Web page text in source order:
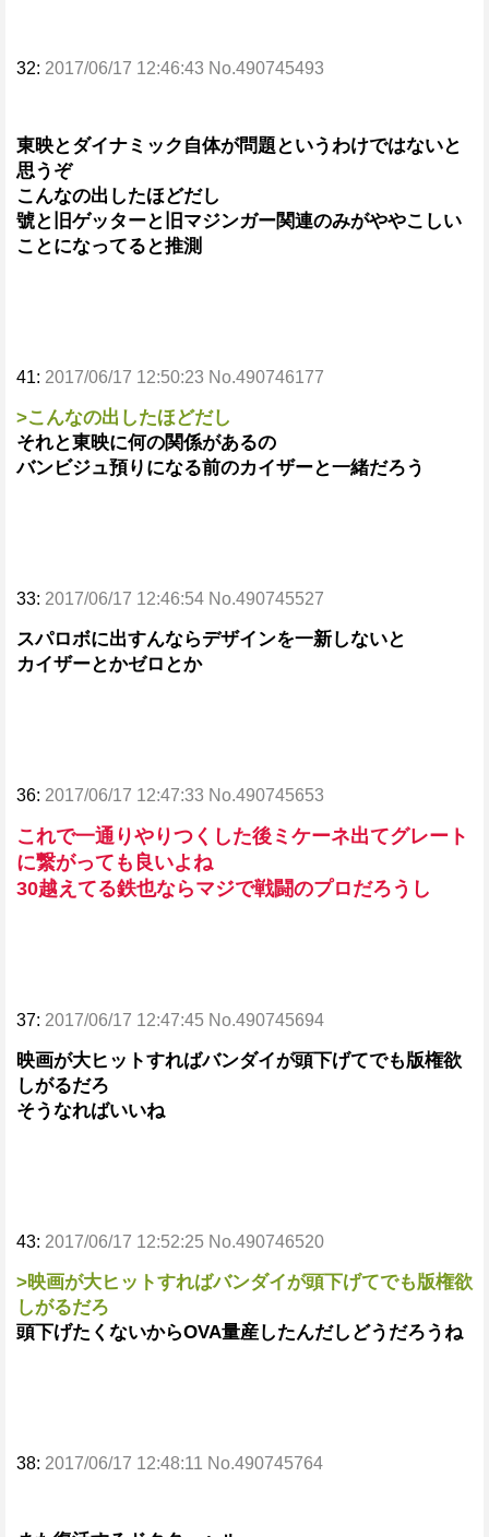
32: 2017/06/17 12:46:43 No.490745493
東映とダイナミック自体が問題というわけではないと
思うぞ
こんなの出したほどだし
號と旧ゲッターと旧マジンガー関連のみがややこしい
ことになってると推測
41: 2017/06/17 12:50:23 No.490746177
>こんなの出したほどだし
それと東映に何の関係があるの
バンビジュ預りになる前のカイザーと一緒だろう
33: 2017/06/17 12:46:54 No.490745527
スパロボに出すんならデザインを一新しないと
カイザーとかゼロとか
36: 2017/06/17 12:47:33 No.490745653
これで一通りやりつくした後ミケーネ出てグレート
に繋がっても良いよね
30越えてる鉄也ならマジで戦闘のプロだろうし
37: 2017/06/17 12:47:45 No.490745694
映画が大ヒットすればバンダイが頭下げてでも版権欲
しがるだろ
そうなればいいね
43: 2017/06/17 12:52:25 No.490746520
>映画が大ヒットすればバンダイが頭下げてでも版権欲
しがるだろ
頭下げたくないからOVA量産したんだしどうだろうね
38: 2017/06/17 12:48:11 No.490745764